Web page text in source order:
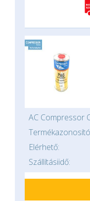
AC Compressor
Elérhető:
Szállításiidő: